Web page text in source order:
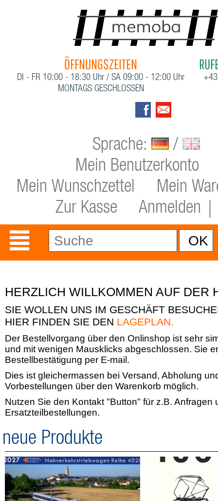
ÖFFNUNGSZEITEN
DI - FR 10:00 - 18:30 Uhr / SA 09:00 - 12:00 Uhr
MONTAGS GESCHLOSSEN
Sprache:
/
Mein Benutzerkonto
Mein Wunschzettel
Mein
Zur Kasse
Anmelden
HERZLICH WILLKOMMEN AUF DER
SIE WOLLEN UNS IM GESCHÄFT
HIER FINDEN SIE DEN LAGEPLAN.
Der Bestellvorgang über den Onlinshop ist sehr
und mit wenigen Mausklicks abgeschlossen. Sie
Bestellbestätigung per E-mail.
Dies ist gleichermassen bei Versand, Abholung
Vorbestellungen über den Warenkorb möglich.
Nutzen Sie den Kontakt "Button" für z.B. Anfragen
Ersatzteilbestellungen.
neue Produkte